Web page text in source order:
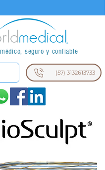
(57) 3132613733
seguro y confiable